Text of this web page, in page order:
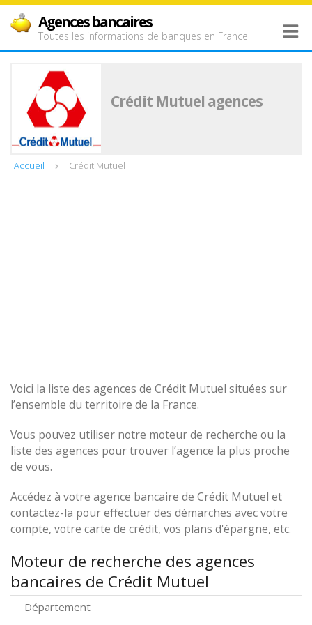
Agences bancaires
Toutes les informations de banques en France
Crédit Mutuel agences
Accueil Crédit Mutuel
Voici la liste des agences de Crédit Mutuel situées sur
l’ensemble du territoire de la France.
Vous pouvez utiliser notre moteur de recherche ou la
liste des agences pour trouver l’agence la plus proche
de vous.
Accédez à votre agence bancaire de Crédit Mutuel et
contactez-la pour effectuer des démarches avec votre
compte, votre carte de crédit, vos plans d'épargne, etc.
Moteur de recherche des agences
bancaires de Crédit Mutuel
Département